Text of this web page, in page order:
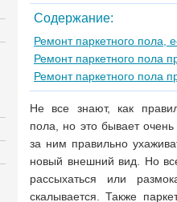
Содержание:
Ремонт паркетного пола,
Ремонт паркетного пола
Ремонт паркетного пола
Не все знают, как
пола, но это бывает
за ним правильно
новый внешний вид. Но
рассыхаться или
скалывается. Также